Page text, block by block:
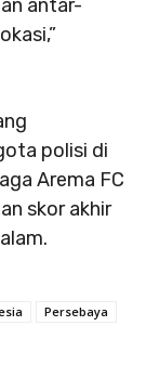
antar-
polisi di
Arema FC
skor akhir
Persebaya